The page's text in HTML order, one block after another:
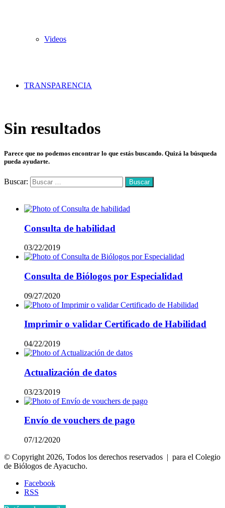
Videos
TRANSPARENCIA
Sin resultados
Parece que no podemos encontrar lo que estás buscando. Quizá la búsqueda
pueda ayudarte.
Buscar:
Consulta de habilidad
03/22/2019
Consulta de Biólogos por Especialidad
09/27/2020
Imprimir o validar Certificado de Habilidad
04/22/2019
Actualización de datos
03/23/2019
Envío de vouchers de pago
07/12/2020
© Copyright 2026, Todos los derechos reservados | para el Colegio
de Biólogos de Ayacucho.
Facebook
RSS